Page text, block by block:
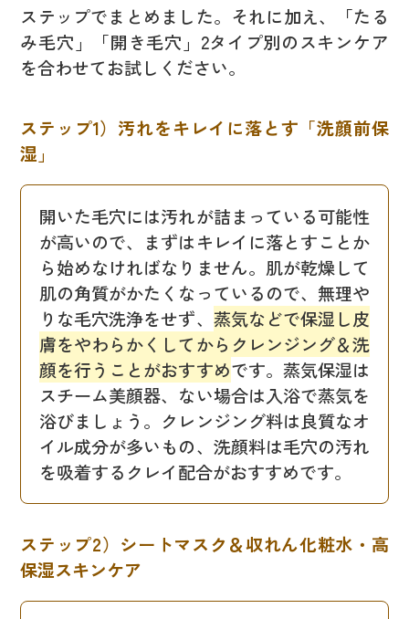
ステップでまとめました。それに加え、「たる
み毛穴」「開き毛穴」2タイプ別のスキンケア
を合わせてお試しください。
ステップ1）汚れをキレイに落とす「洗顔前保
湿」
開いた毛穴には汚れが詰まっている可能性
が高いので、まずはキレイに落とすことか
ら始めなければなりません。肌が乾燥して
肌の角質がかたくなっているので、無理や
りな毛穴洗浄をせず、 蒸気などで保湿し皮
膚をやわらかくしてからクレンジング＆洗
顔を行うことがおすすめです。蒸気保湿は
スチーム美顔器、ない場合は入浴で蒸気を
浴びましょう。クレンジング料は良質なオ
イル成分が多いもの、洗顔料は毛穴の汚れ
を吸着するクレイ配合がおすすめです。
ステップ2）シートマスク＆収れん化粧水・高
保湿スキンケア